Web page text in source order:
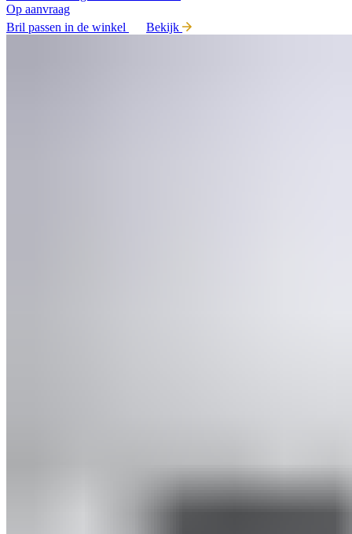
Op aanvraag
Bril passen in de winkel
Bekijk